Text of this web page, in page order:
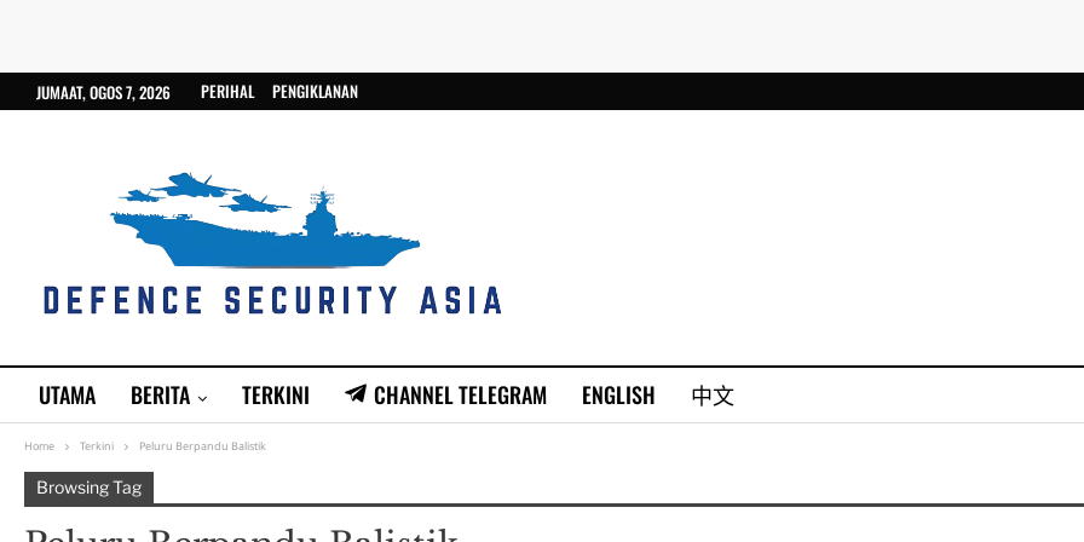
JUMAAT, OGOS 7, 2026 PERIHAL PENGIKLANAN
UTAMA BERITA TERKINI CHANNEL TELEGRAM ENGLISH 中文
Home Terkini Peluru Berpandu Balistik
Browsing Tag